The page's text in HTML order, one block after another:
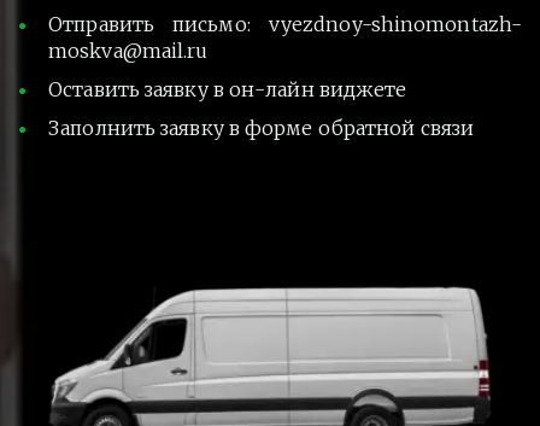
Отправить письмо: vyezdnoy-shinomontazh-
moskva@mail.ru
Оставить заявку в он-лайн виджете
Заполнить заявку в форме обратной связи